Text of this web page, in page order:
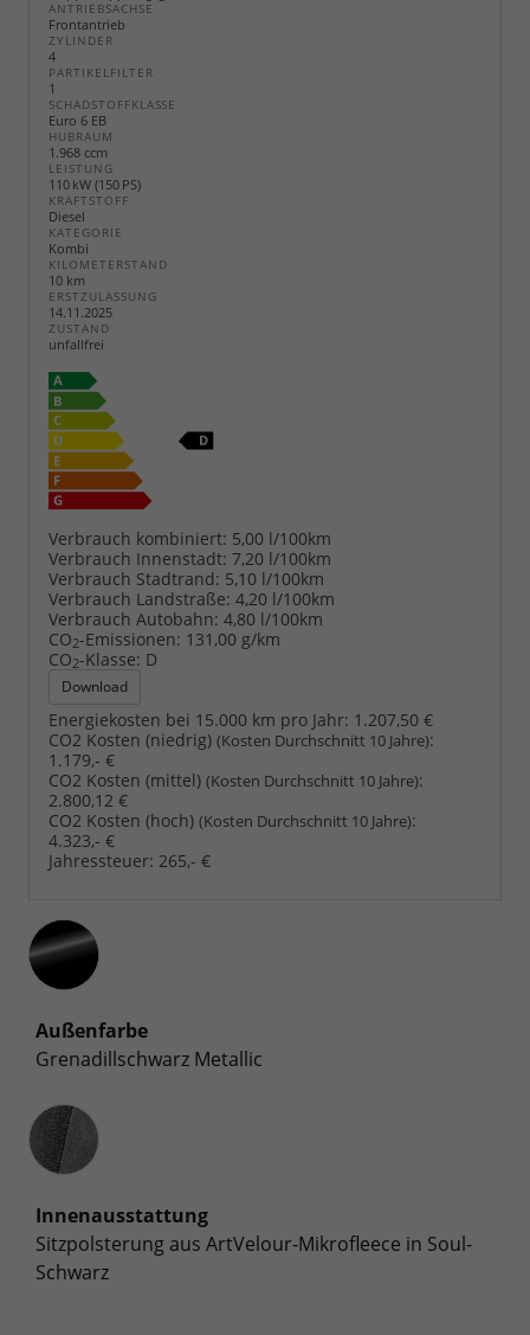
ANTRIEBSACHSE
Frontantrieb
ZYLINDER
4
PARTIKELFILTER
1
SCHADSTOFFKLASSE
Euro 6 EB
HUBRAUM
1.968 ccm
LEISTUNG
110 kW (150 PS)
KRAFTSTOFF
Diesel
KATEGORIE
Kombi
KILOMETERSTAND
10 km
ERSTZULASSUNG
14.11.2025
ZUSTAND
unfallfrei
Verbrauch kombiniert: 5,00 l/100km
Verbrauch Innenstadt: 7,20 l/100km
Verbrauch Stadtrand: 5,10 l/100km
Verbrauch Landstraße: 4,20 l/100km
Verbrauch Autobahn: 4,80 l/100km
CO2-Emissionen: 131,00 g/km
CO2-Klasse: D
Download
Energiekosten bei 15.000 km pro Jahr: 1.207,50 €
CO2 Kosten (niedrig) (Kosten Durchschnitt 10 Jahre):
1.179,- €
CO2 Kosten (mittel) (Kosten Durchschnitt 10 Jahre):
2.800,12 €
CO2 Kosten (hoch) (Kosten Durchschnitt 10 Jahre):
4.323,- €
Jahressteuer: 265,- €
Außenfarbe
Grenadillschwarz Metallic
Innenausstattung
Innenausstattung
Sitzpolsterung aus ArtVelour-Mikrofleece in Soul-
Schwarz